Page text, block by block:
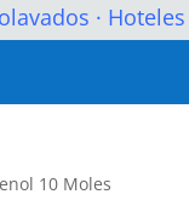
· Hoteles
10 Moles